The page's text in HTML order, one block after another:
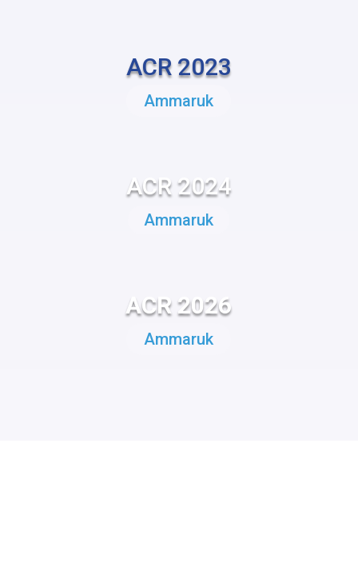
ACR 2023
Ammaruk
ACR 2024
Ammaruk
ACR 2026
Ammaruk